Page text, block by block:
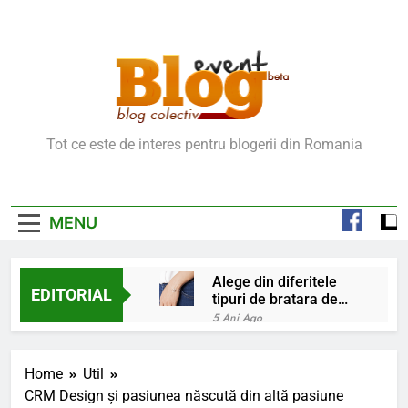
Blog Event – Cu Si
Tot ce este de interes pentru blogerii din Romania
MENU
EDITORIAL
Alege din diferitele
tipuri de bratara de
argint
5 Ani Ago
Home
Util
CRM Design şi pasiunea născută din altă pasiune